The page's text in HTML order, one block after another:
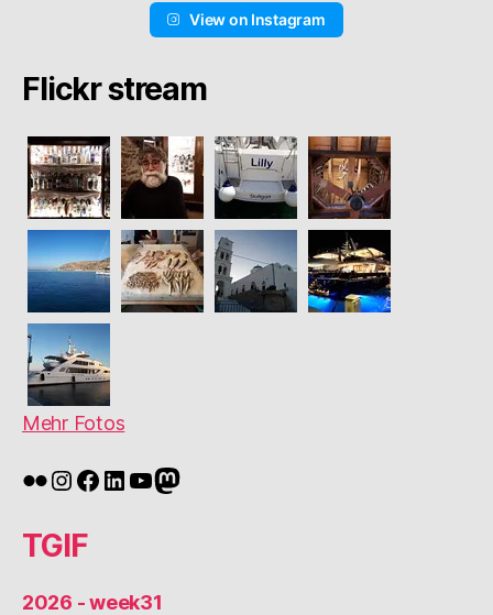
View on Instagram
Flickr stream
Mehr Fotos
Flickr
Instagram
Facebook
LinkedIn
YouTube
Mastodon
TGIF
2026 - week31